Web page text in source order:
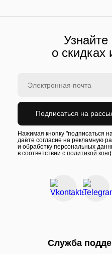
о скидках
Подписаться на
Нажимая кнопку "подписаться
даёте согласие на рекламную
и обработку персональных
в соответствии с политикой
Служба